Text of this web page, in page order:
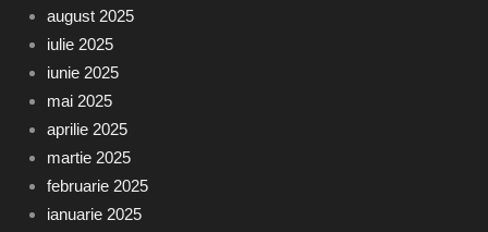
august 2025
iulie 2025
iunie 2025
mai 2025
aprilie 2025
martie 2025
februarie 2025
ianuarie 2025